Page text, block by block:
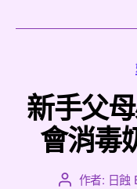
新手父
會消毒
文 作者: 日蝕